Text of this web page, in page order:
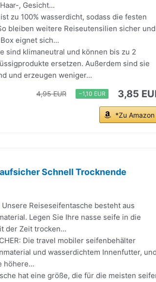
, Gesicht...
zu 100% wasserdicht, sodass die festen
bleiben weitere Reiseutensilien sicher und
eignet sich...
sind klimaneutral und können bis zu 2
ersetzen. Außerdem sind sie
und erzeugen weniger...
4,95 EUR −1,10 EUR 3,85
*Zu Amazon
Schnell Trocknende
Unsere Reiseseifentasche besteht aus
Legen Sie Ihre nasse seife in die
der Zeit trocken...
Die travel mobiler seifenbehälter
und wasserdichtem Innenfutter,
höhere...
hat eine größe, die für die meisten